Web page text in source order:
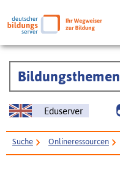
Bildungsthemen
Eduserver
Suche Onlineressourcen